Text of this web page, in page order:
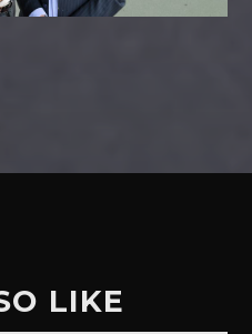
LIKE